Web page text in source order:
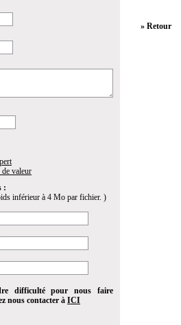
valeur
:
inférieur à 4 Mo par fichier. )
difficulté pour nous faire
nous contacter à ICI
» Retour